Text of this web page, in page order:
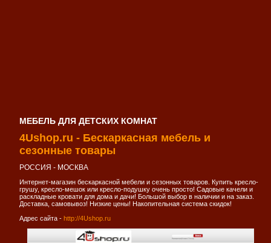
МЕБЕЛЬ ДЛЯ ДЕТСКИХ КОМНАТ
4Ushop.ru - Бескаркасная мебель и
сезонные товары
РОССИЯ - МОСКВА
Интернет-магазин бескаркасной мебели и сезонных товаров. Купить кресло-
грушу, кресло-мешок или кресло-подушку очень просто! Садовые качели и
раскладные кровати для дома и дачи! Большой выбор в наличии и на заказ.
Доставка, самовывоз! Низкие цены! Накопительная система скидок!
Адрес сайта - http://4Ushop.ru